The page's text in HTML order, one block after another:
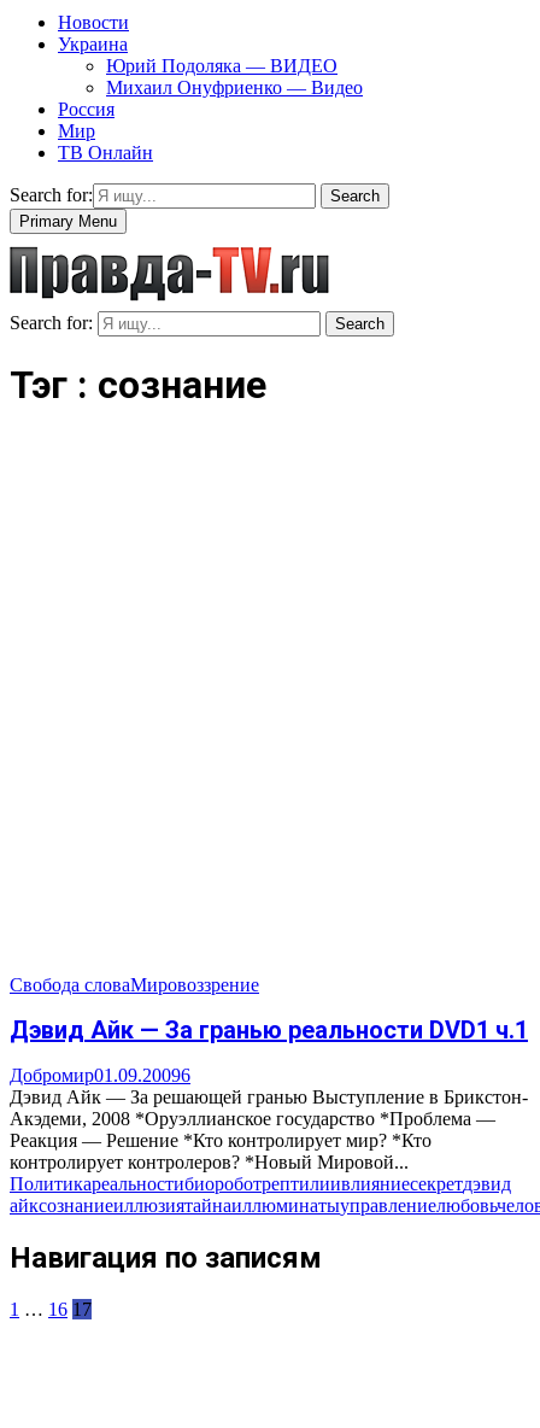
Новости
Украина
Юрий Подоляка — ВИДЕО
Михаил Онуфриенко — Видео
Россия
Мир
ТВ Онлайн
Search for:
Search
Primary Menu
Search for: Search
Тэг : сознание
Свобода словаМировоззрение
Дэвид Айк — За гранью реальности DVD1 ч.1
Добромир01.09.20096
Дэвид Айк — За решающей гранью Выступление в Брикстон-
Акэдеми, 2008 *Оруэллианское государство *Проблема —
Реакция — Решение *Кто контролирует мир? *Кто
контролирует контролеров? *Новый Мировой...
Политикареальностибиороботрептилиивлияниесекретдэвид
айксознаниеиллюзиятайнаиллюминатыуправлениелюбовь
Навигация по записям
1 … 16 17